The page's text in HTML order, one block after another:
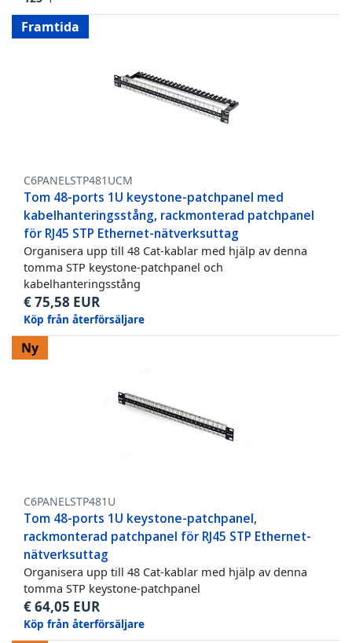
Framtida
C6PANELSTP481UCM
Tom 48-ports 1U keystone-patchpanel med
kabelhanteringsstång, rackmonterad patchpanel
för RJ45 STP Ethernet-nätverksuttag
Organisera upp till 48 Cat-kablar med hjälp av denna
tomma STP keystone-patchpanel och
kabelhanteringsstång
€75,58 EUR
Köp från återförsäljare
Ny
C6PANELSTP481U
Tom 48-ports 1U keystone-patchpanel,
rackmonterad patchpanel för RJ45 STP Ethernet-
nätverksuttag
Organisera upp till 48 Cat-kablar med hjälp av denna
tomma STP keystone-patchpanel
€64,05 EUR
Köp från återförsäljare